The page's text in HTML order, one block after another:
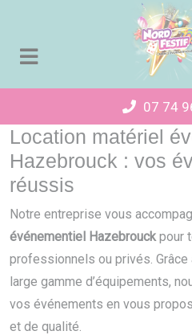
07 74
Location matériel
Hazebrouck : vos
réussis
Notre entreprise vous
événementiel Hazebrouckpour
professionnels ou privés.
large gamme d’équipements,
vos événements en vous
et de qualité.
Panneau de gestion des cookies